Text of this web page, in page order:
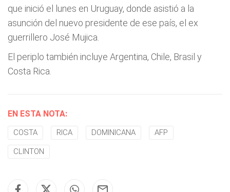
que inició el lunes en Uruguay, donde asistió a la
asunción del nuevo presidente de ese país, el ex
guerrillero José Mujica.
El periplo también incluye Argentina, Chile, Brasil y
Costa Rica.
EN ESTA NOTA:
COSTA RICA DOMINICANA AFP
CLINTON